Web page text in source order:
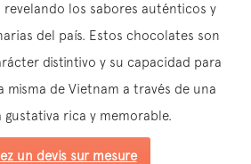
los sabores auténticos y
del país. Estos chocolates son
distintivo y su capacidad para
misma de Vietnam a través de una
gustativa rica y memorable.
un devis sur mesure